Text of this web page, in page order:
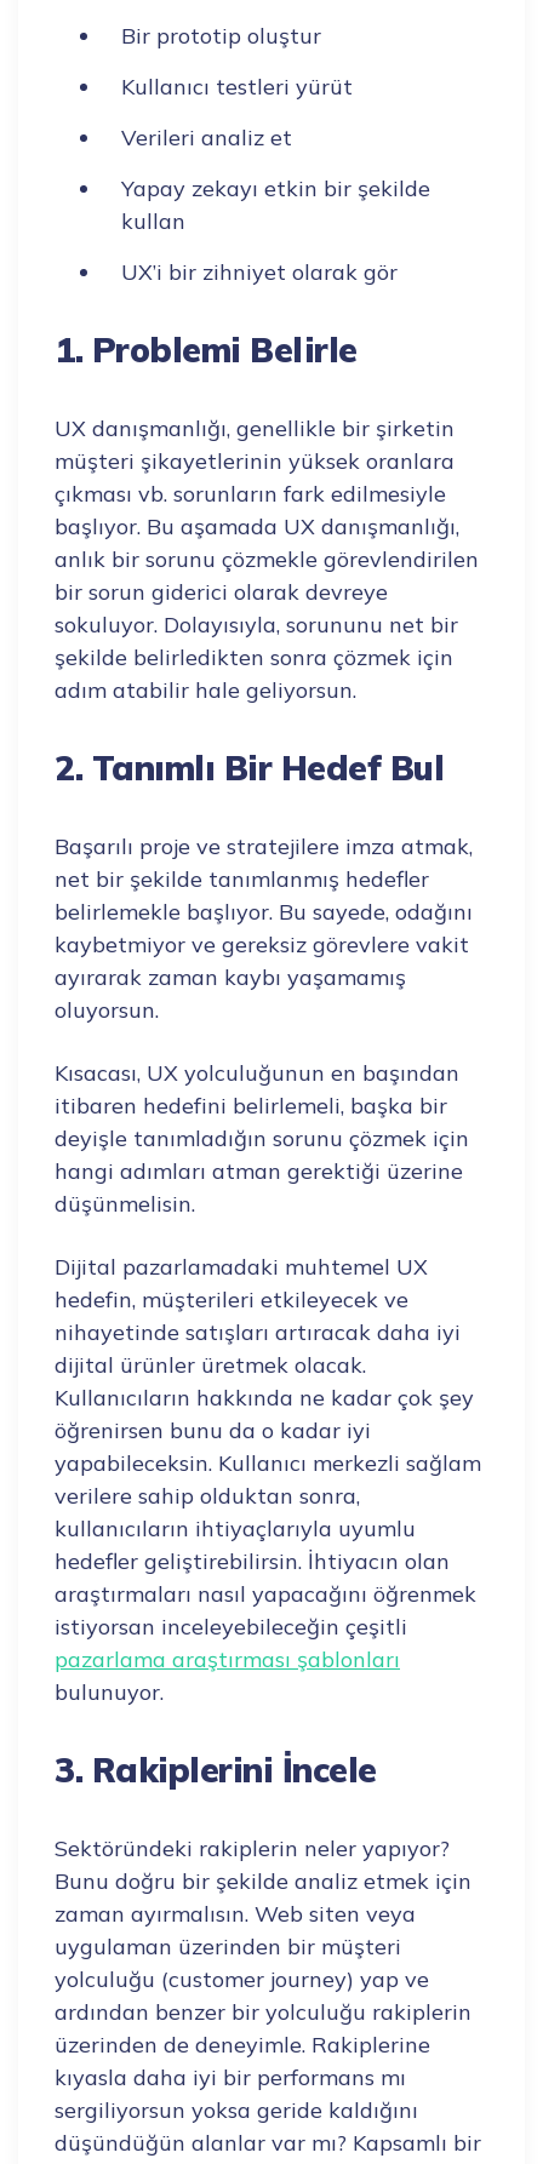
Bir prototip oluştur
Kullanıcı testleri yürüt
Verileri analiz et
Yapay zekayı etkin bir şekilde
kullan
UX’i bir zihniyet olarak gör
1. Problemi Belirle
UX danışmanlığı, genellikle bir şirketin
müşteri şikayetlerinin yüksek oranlara
çıkması vb. sorunların fark edilmesiyle
başlıyor. Bu aşamada UX danışmanlığı,
anlık bir sorunu çözmekle görevlendirilen
bir sorun giderici olarak devreye
sokuluyor. Dolayısıyla, sorununu net bir
şekilde belirledikten sonra çözmek için
adım atabilir hale geliyorsun.
2. Tanımlı Bir Hedef Bul
Başarılı proje ve stratejilere imza atmak,
net bir şekilde tanımlanmış hedefler
belirlemekle başlıyor. Bu sayede, odağını
kaybetmiyor ve gereksiz görevlere vakit
ayırarak zaman kaybı yaşamamış
oluyorsun.
Kısacası, UX yolculuğunun en başından
itibaren hedefini belirlemeli, başka bir
deyişle tanımladığın sorunu çözmek için
hangi adımları atman gerektiği üzerine
düşünmelisin.
Dijital pazarlamadaki muhtemel UX
hedefin, müşterileri etkileyecek ve
nihayetinde satışları artıracak daha iyi
dijital ürünler üretmek olacak.
Kullanıcıların hakkında ne kadar çok şey
öğrenirsen bunu da o kadar iyi
yapabileceksin. Kullanıcı merkezli sağlam
verilere sahip olduktan sonra,
kullanıcıların ihtiyaçlarıyla uyumlu
hedefler geliştirebilirsin. İhtiyacın olan
araştırmaları nasıl yapacağını öğrenmek
istiyorsan inceleyebileceğin çeşitli
pazarlama araştırması şablonları
bulunuyor.
3. Rakiplerini İncele
Sektöründeki rakiplerin neler yapıyor?
Bunu doğru bir şekilde analiz etmek için
zaman ayırmalısın. Web siten veya
uygulaman üzerinden bir müşteri
yolculuğu (customer journey) yap ve
ardından benzer bir yolculuğu rakiplerin
üzerinden de deneyimle. Rakiplerine
kıyasla daha iyi bir performans mı
sergiliyorsun yoksa geride kaldığını
düşündüğün alanlar var mı? Kapsamlı bir